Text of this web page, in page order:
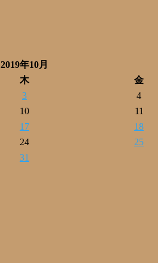
2019年10月
木 金
3 4
10 11
17 18
24 25
31